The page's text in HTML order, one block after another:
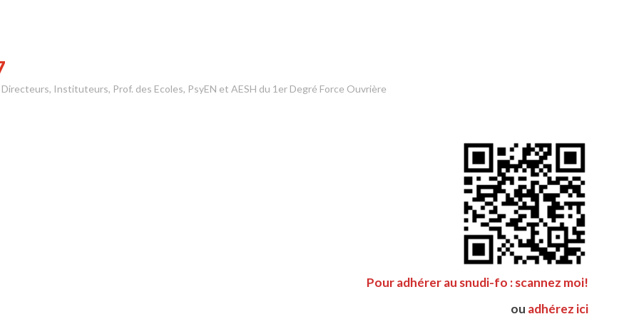
Instituteurs, Prof. des Ecoles, PsyEN et AESH du 1er Degré Force Ouvrière
Pour adhérer au snudi-fo : scannez moi!
ou adhérez ici